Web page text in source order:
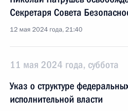
Секретаря Совета
12 мая 2024 года, 21:40
11 мая 2024 года, суббота
Указ о структуре
исполнительной власти